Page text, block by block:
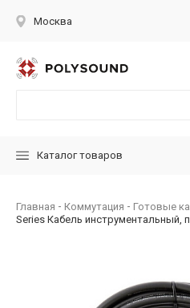
Москва
Каталог товаров
Главная Коммутация Готовые
Series Кабель инструментальный,